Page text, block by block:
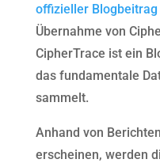
offizieller Blogbeitrag
Übernahme von
CipherTrace ist ein
das fundamentale
sammelt.
Anhand von
erscheinen, werden